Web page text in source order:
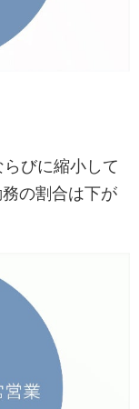
びに縮小して
の割合は下が